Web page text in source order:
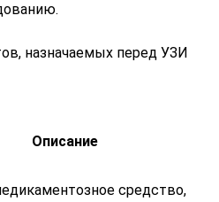
назначаемых перед УЗИ
Описание
средство,